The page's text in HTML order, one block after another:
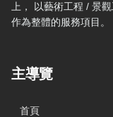
上， 以藝術工程 / 景
作為整體的服務項目。
主導覽
首頁